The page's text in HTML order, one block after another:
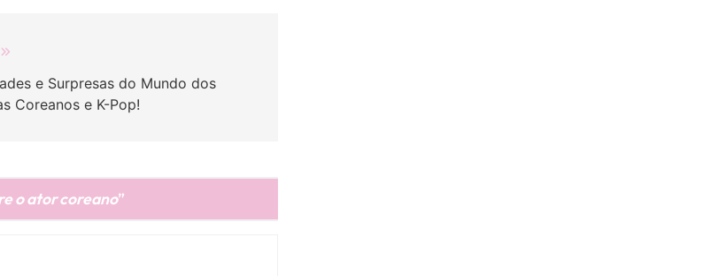
e Surpresas do Mundo dos
Coreanos e K-Pop!
o ator coreano”